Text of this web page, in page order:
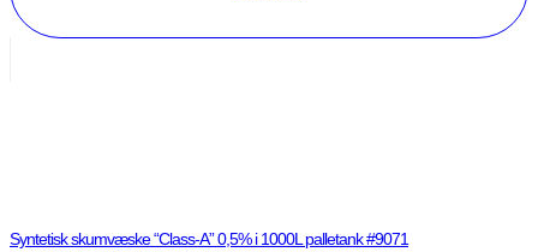
Syntetisk skumvæske “Class-A” 0,5% i 1000L palletank #9071